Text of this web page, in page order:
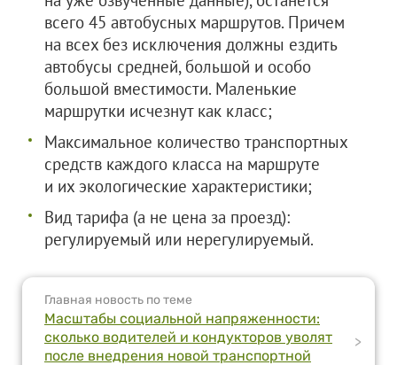
всего 45 автобусных маршрутов. Причем
на всех без исключения должны ездить
автобусы средней, большой и особо
большой вместимости. Маленькие
маршрутки исчезнут как класс;
Максимальное количество транспортных
средств каждого класса на маршруте
и их экологические характеристики;
Вид тарифа (а не цена за проезд):
регулируемый или нерегулируемый.
Главная новость по теме
Масштабы социальной напряженности:
сколько водителей и кондукторов уволят
после внедрения новой транспортной
>